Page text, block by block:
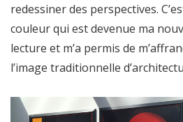
redessiner des perspectives.
couleur qui est devenue ma
lecture et m’a permis de
l’image traditionnelle